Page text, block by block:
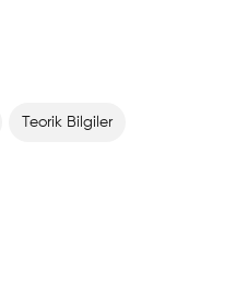
Teorik Bilgiler